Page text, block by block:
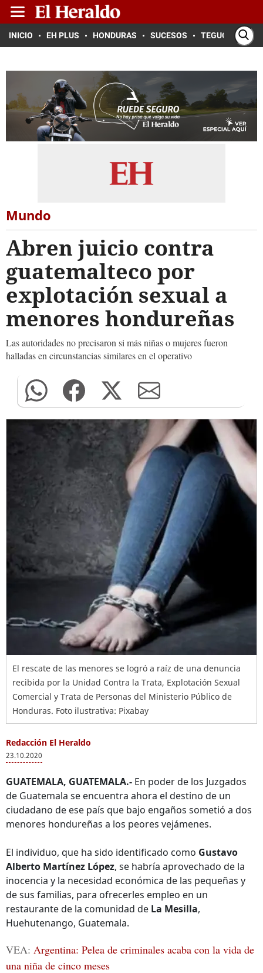
INICIO EH PLUS HONDURAS SUCESOS TEGUCIGALPA
Mundo
Abren juicio contra
guatemalteco por
explotación sexual a
menores hondureñas
Las autoridades no precisaron si más niñas o mujeres fueron
halladas en circunstancias similares en el operativo
El rescate de las menores se logró a raíz de una denuncia
recibida por la Unidad Contra la Trata, Explotación Sexual
Comercial y Trata de Personas del Ministerio Público de
Honduras. Foto ilustrativa: Pixabay
Redacción El Heraldo
23.10.2020
GUATEMALA, GUATEMALA.- En poder de los Juzgados
de Guatemala se encuentra ahora el destino de un
ciudadano de ese país que bajo engaños sometió a dos
menores hondureñas a los peores vejámenes.
El individuo, que ha sido identificado como Gustavo
Alberto Martínez López, se habría aprovechado de la
inocencia y la necesidad económica de las pequeñas y
de sus familias, para ofrecerles empleo en un
restaurante de la comunidad de La Mesilla,
Huehutenango, Guatemala.
VEA: Argentina: Pelea de criminales acaba con la vida de
una niña de cinco meses